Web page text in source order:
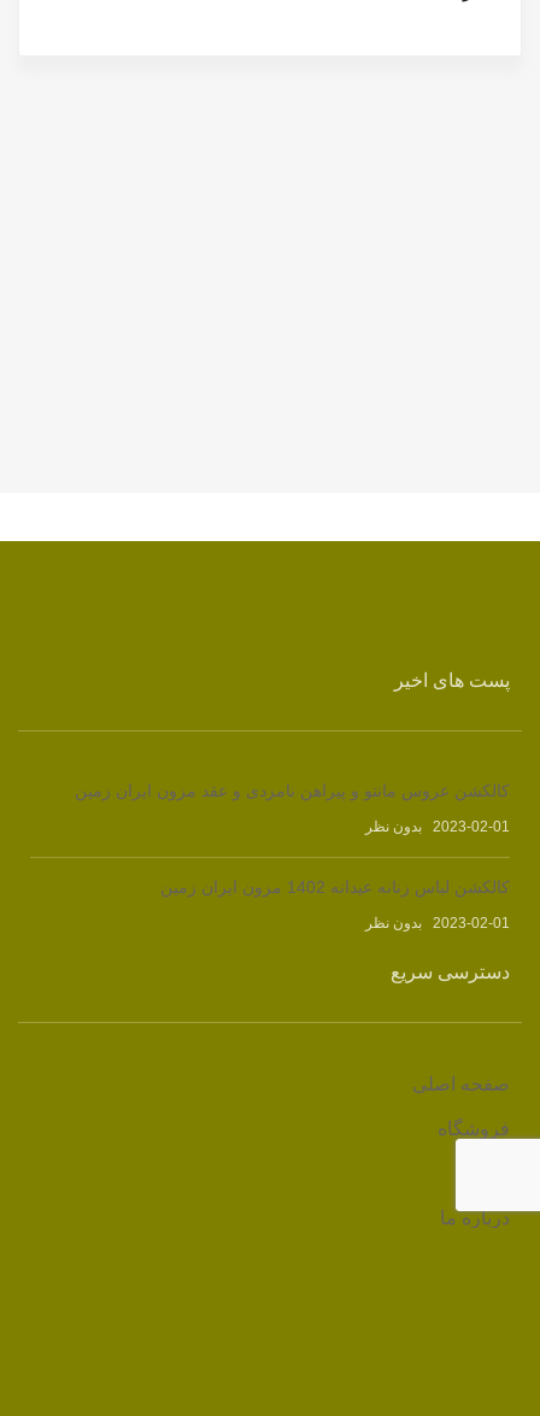
پست های اخیر
کالکشن عروس مانتو و پیراهن نامزدی و عقد مزون ایران زمین
2023-02-01 بدون نظر
کالکشن لباس زنانه عیدانه 1402 مزون ایران زمین
2023-02-01 بدون نظر
دسترسی سریع
صفحه اصلی
فروشگاه
درباره ما